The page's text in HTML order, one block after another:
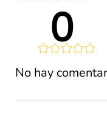
0
No hay